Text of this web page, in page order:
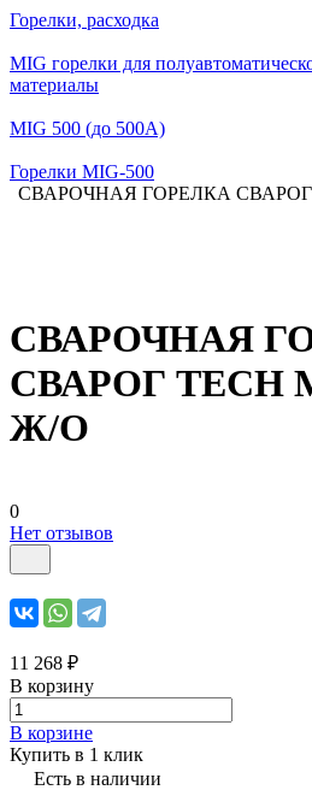
Горелки, расходка
MIG горелки для
материалы
MIG 500 (до 500А)
Горелки MIG-500
СВАРОЧНАЯ ГОРЕЛКА СВАРОГ
СВАРОЧНАЯ
СВАРОГ TECH
Ж/О
0
Нет отзывов
11 268 ₽
В корзину
В корзине
Купить в 1 клик
Есть в наличии